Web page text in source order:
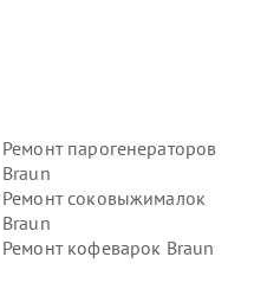
Ремонт парогенераторов
Braun
Ремонт соковыжималок
Braun
Ремонт кофеварок Braun